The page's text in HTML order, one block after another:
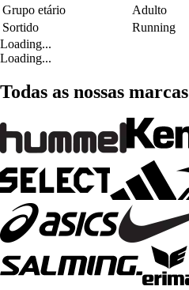
Grupo etário
Adulto
Sortido
Running
Loading...
Loading...
Todas as nossas marcas